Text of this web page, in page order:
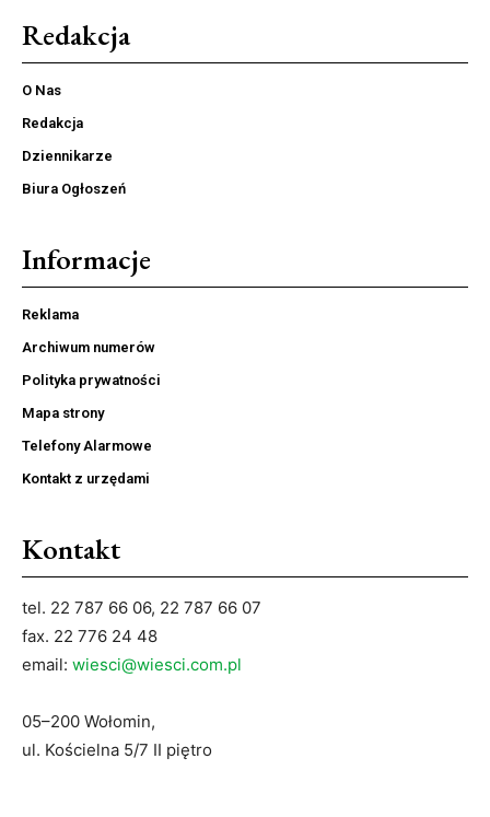
Redakcja
O Nas
Redakcja
Dziennikarze
Biura Ogłoszeń
Informacje
Reklama
Archiwum numerów
Polityka prywatności
Mapa strony
Telefony Alarmowe
Kontakt z urzędami
Kontakt
tel. 22 787 66 06, 22 787 66 07
fax. 22 776 24 48
email: wiesci@wiesci.com.pl
05–200 Wołomin,
ul. Kościelna 5/7 II piętro